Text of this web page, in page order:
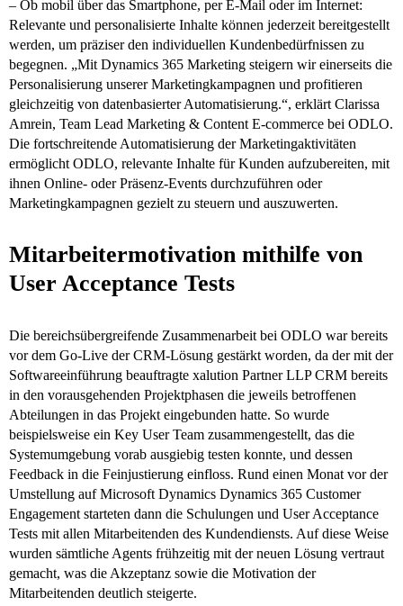
– Ob mobil über das Smartphone, per E-Mail oder im Internet:
Relevante und personalisierte Inhalte können jederzeit bereitgestellt
werden, um präziser den individuellen Kundenbedürfnissen zu
begegnen. „Mit Dynamics 365 Marketing steigern wir einerseits die
Personalisierung unserer Marketingkampagnen und profitieren
gleichzeitig von datenbasierter Automatisierung.“, erklärt Clarissa
Amrein, Team Lead Marketing & Content E-commerce bei ODLO.
Die fortschreitende Automatisierung der Marketingaktivitäten
ermöglicht ODLO, relevante Inhalte für Kunden aufzubereiten, mit
ihnen Online- oder Präsenz-Events durchzuführen oder
Marketingkampagnen gezielt zu steuern und auszuwerten.
Mitarbeitermotivation mithilfe von
User Acceptance Tests
Die bereichsübergreifende Zusammenarbeit bei ODLO war bereits
vor dem Go-Live der CRM-Lösung gestärkt worden, da der mit der
Softwareeinführung beauftragte xalution Partner LLP CRM bereits
in den vorausgehenden Projektphasen die jeweils betroffenen
Abteilungen in das Projekt eingebunden hatte. So wurde
beispielsweise ein Key User Team zusammengestellt, das die
Systemumgebung vorab ausgiebig testen konnte, und dessen
Feedback in die Feinjustierung einfloss. Rund einen Monat vor der
Umstellung auf Microsoft Dynamics Dynamics 365 Customer
Engagement starteten dann die Schulungen und User Acceptance
Tests mit allen Mitarbeitenden des Kundendiensts. Auf diese Weise
wurden sämtliche Agents frühzeitig mit der neuen Lösung vertraut
gemacht, was die Akzeptanz sowie die Motivation der
Mitarbeitenden deutlich steigerte.